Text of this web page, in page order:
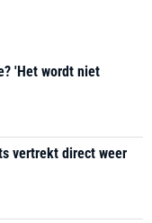
'Het wordt niet
vertrekt direct weer